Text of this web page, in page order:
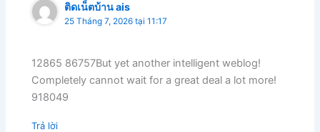
ติดเน็ตบ้าน ais
25 Tháng 7, 2026 tại 11:17
12865 86757But yet another intelligent weblog!
Completely cannot wait for a great deal a lot more!
918049
Trả lời